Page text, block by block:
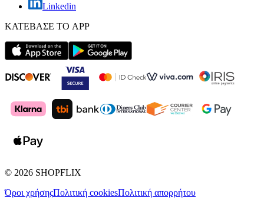
Linkedin
ΚΑΤΕΒΑΣΕ ΤΟ APP
© 2026 SHOPFLIX
Όροι χρήσηςΠολιτική cookiesΠολιτική απορρήτου